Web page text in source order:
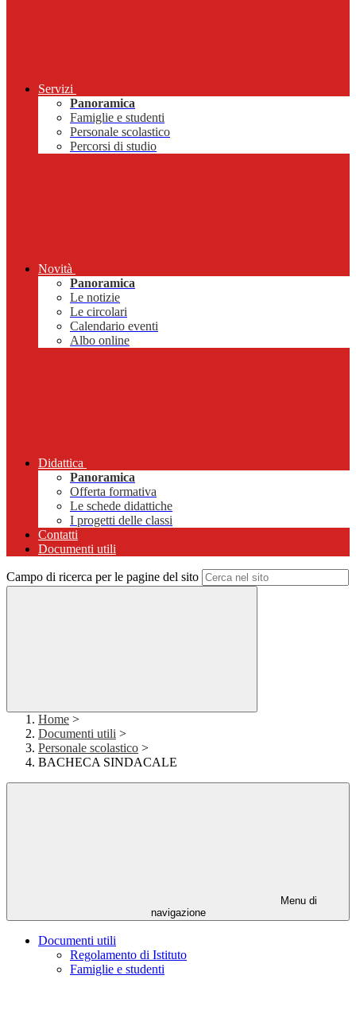
Servizi
Panoramica
Famiglie e studenti
Personale scolastico
Percorsi di studio
Novità
Panoramica
Le notizie
Le circolari
Calendario eventi
Albo online
Didattica
Panoramica
Offerta formativa
Le schede didattiche
I progetti delle classi
Contatti
Documenti utili
Campo di ricerca per le pagine del sito
Home >
Documenti utili >
Personale scolastico >
BACHECA SINDACALE
Menu di
navigazione
Documenti utili
Regolamento di Istituto
Famiglie e studenti